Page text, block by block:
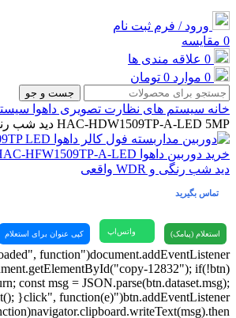
ورود / فرم ثبت نام
0 مقایسه
0 علاقه مندی ها
0 موارد 0 تومان
جست و جو
خانه سیستم های نظارت تصویری داهوا
HAC-HDW1509TP-A-LED 5MP دید شب رنگی WDR کیس فلزی
دید شب رنگی و WDR واقعی
تماس بگیرید
استعلام (پیامک) واتس‌اپ کپی عنوان برای استعلام
12832"); if(!btn)
const msg = JSON.parse(btn.dataset.msg);